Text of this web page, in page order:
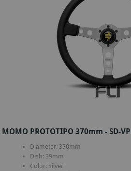
MOMO PROTOTIPO 370mm - SD-
Diameter: 370mm
Dish: 39mm
Color: Silver